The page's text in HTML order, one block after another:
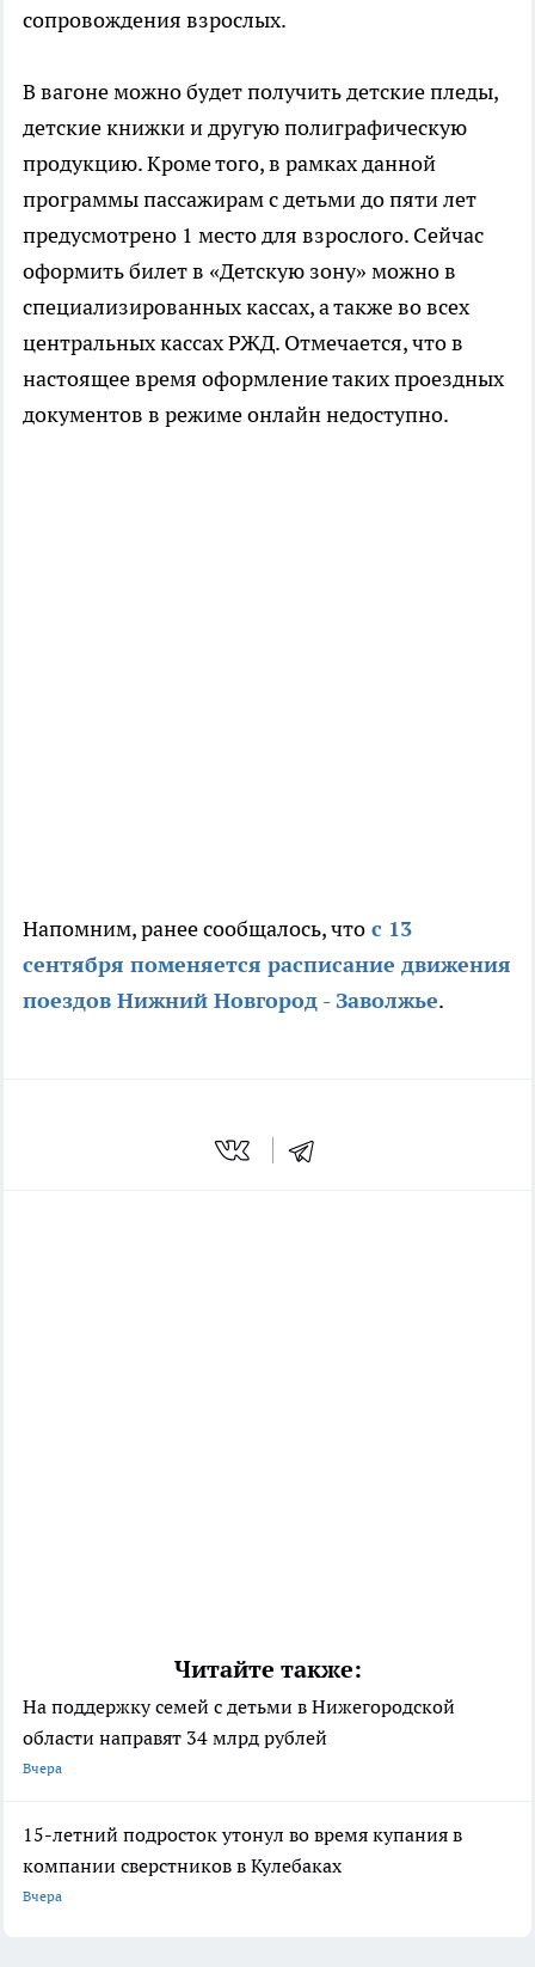
сопровождения взрослых.
В вагоне можно будет получить детские пледы,
детские книжки и другую полиграфическую
продукцию. Кроме того, в рамках данной
программы пассажирам с детьми до пяти лет
предусмотрено 1 место для взрослого. Сейчас
оформить билет в «Детскую зону» можно в
специализированных кассах, а также во всех
центральных кассах РЖД. Отмечается, что в
настоящее время оформление таких проездных
документов в режиме онлайн недоступно.
Напомним, ранее сообщалось, что с 13
сентября поменяется расписание движения
поездов Нижний Новгород - Заволжье.
Читайте также:
На поддержку семей с детьми в Нижегородской
области направят 34 млрд рублей
Вчера
15-летний подросток утонул во время купания в
компании сверстников в Кулебаках
Вчера